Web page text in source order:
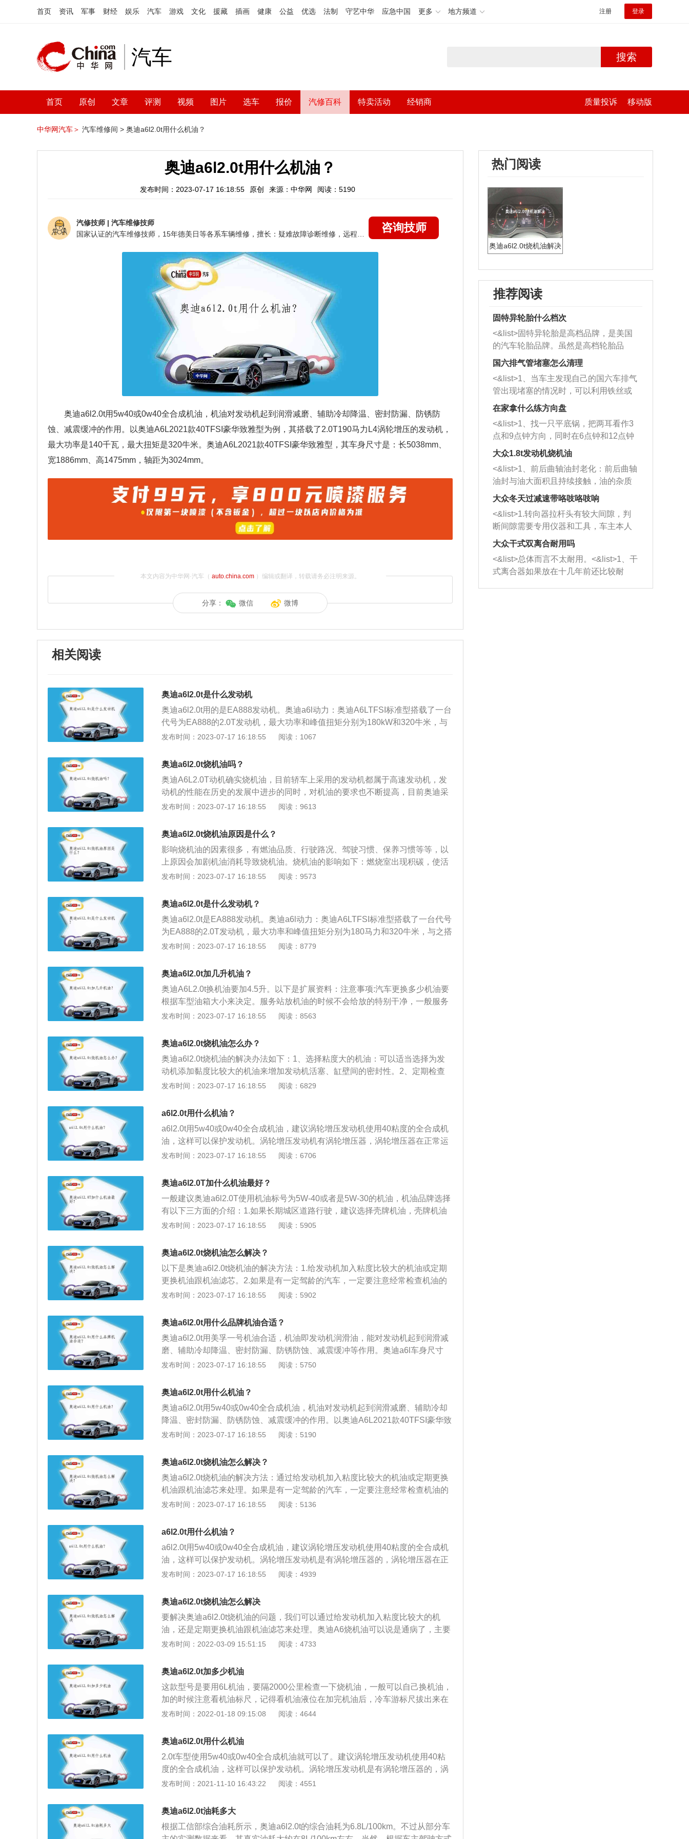
首页 资讯 军事 财经 娱乐 汽车 游戏 文化 援藏 插画 健康 公益 优选 法制 守艺中华 应急中国 更多 地方频道 注册 登录
汽车 搜索
首页 原创 文章 评测 视频 图片 选车 报价 汽修百科 特卖活动 经销商 质量投诉 移动版
中华网汽车＞ 汽车维修间 > 奥迪a6l2.0t用什么机油？
奥迪a6l2.0t用什么机油？
发布时间：2023-07-17 16:18:55 原创 来源：中华网 阅读：5190
汽修技师 | 汽车维修技师
咨询技师
奥迪a6l2.0t用5w40或0w40全合成机油，机油对发动机起到润滑减磨、辅助冷却降温、密封防漏、防锈防
蚀、减震缓冲的作用。以奥迪A6L2021款40TFSI豪华致雅型为例，其搭载了2.0T190马力L4涡轮增压的发动机，
最大功率是140千瓦，最大扭矩是320牛米。奥迪A6L2021款40TFSI豪华致雅型，其车身尺寸是：长5038mm、
宽1886mm、高1475mm，轴距为3024mm。
本文内容为中华网·汽车（ auto.china.com）编辑或翻译，转载请务必注明来源。
分享： 微信 微博
相关阅读
奥迪a6l2.0t是什么发动机
奥迪a6l2.0t用的是EA888发动机。奥迪a6l动力：奥迪A6LTFSI标准型搭载了一台
代号为EA888的2.0T发动机，最大功率和峰值扭矩分别为180kW和320牛米，与
之搭配的是一台CVT无级变速箱，同时还配备了电子驻车和换挡拨片。底盘悬架
独立悬架。EA888系列发动机介绍：EA888系列发动机包括1.8L和2.0L两种排
量：1.8TSI最大功率为118kw(160PS)，5000-6200rpm，最大扭矩为250牛米，1
500-4500rpm，2.0TSI最大功率可达147kw(200PS)，5100-6000rpm，最大扭矩
为280牛米，1700-5000rpm。（数据来自有驾官网）
发布时间：2023-07-17 16:18:55 阅读：1067
奥迪a6l2.0t烧机油吗？
奥迪A6L2.0T动机确实烧机油，目前轿车上采用的发动机都属于高速发动机，发
动机的性能在历史的发展中进步的同时，对机油的要求也不断提高，目前奥迪采
用的机油标号一般是合成机油5W-40的，这个标号已经算很高了。所以从标号上
入燃烧室的机油，当然这也是微量的。奥迪的标准是千分之零点五升，就是每行
驶一千公里机油消耗量不能超过零点五升。认为烧机油或者机油消耗很快，可以
去当地是维修站进行一下机油称重试验，如果确实烧，那么可以在两年的索赔期
内办理索赔发动机，就是为您更换发动机缸体。如果经检测发现并不烧机油，那
么就有可能是发动机的涡轮增压器漏油导致的机油消耗量大。
发布时间：2023-07-17 16:18:55 阅读：9613
奥迪a6l2.0t烧机油原因是什么？
影响烧机油的因素很多，有燃油品质、行驶路况、驾驶习惯、保养习惯等等，以
上原因会加剧机油消耗导致烧机油。烧机油的影响如下：燃烧室出现积碳，使活
塞环的气环卡滞，出现密封不良的情况；润滑系统中产生油泥，油泥使油环的回
封性能失效。导致烧机油的原因有冷车烧机油、热车烧机油。以下是关于冷车烧
机油、热车烧机油的介绍。冷车烧机油：在汽车温度尚未完全热起来时，发动机
排气管排出许多蓝烟，但热车后正常。这个现象的出现是气门油封老化导致。气
门油封由于温度的降低，橡胶物质的气门油封出现僵硬导致无法完全密封，机油
从气门处漏进燃烧室燃烧后出现了上面的现象。热车烧机油：在汽车达到正常温
密封不良，机油在机油泵的作用下直接通过活塞环泄漏处窜入燃烧室燃烧，就有
了排气管冒蓝烟的现象。导致此种现象出现的原因也有几种，如：材料老化、积
碳卡住、缸套磨损过大等。
发布时间：2023-07-17 16:18:55 阅读：9573
奥迪a6l2.0t是什么发动机？
奥迪a6l2.0t是EA888发动机。奥迪a6l动力：奥迪A6LTFSI标准型搭载了一台代号
为EA888的2.0T发动机，最大功率和峰值扭矩分别为180马力和320牛米，与之搭
配的是一台CVT无级变速箱，同时还配备了电子驻车和换挡拨片。底盘悬架方
立悬架。EA888系列发动机介绍：EA888系列发动机包括1.8L和2.0L两种排量：
1.8TSI最大功率为118kw(160PS)—5000-6200rpm，最大扭矩为250Nm—1500-4
500rpm，2.0TSI最大功率可达147kw(200PS)—5100-6000rpm，最大扭矩为280
Nm—1700-5000rpm。
发布时间：2023-07-17 16:18:55 阅读：8779
奥迪a6l2.0t加几升机油？
奥迪A6L2.0t换机油要加4.5升。以下是扩展资料：注意事项:汽车更换多少机油要
根据车型油箱大小来决定。服务站放机油的时候不会给放的特别干净，一般服务
站都会说用5L，多要度一升机油的钱。所以，奥迪A6L2.0t换机油时，为了节省
油时使用。注意型号：更换时要注意汽车机油的型号。汽车机油都有型号，机油
的型号越高就会越粘稠，而且汽车在出厂的时候都有固定型号，很多的汽车型号
机油都不一样。
发布时间：2023-07-17 16:18:55 阅读：8563
奥迪a6l2.0t烧机油怎么办？
奥迪a6l2.0t烧机油的解决办法如下：1、选择粘度大的机油：可以适当选择为发
动机添加黏度比较大的机油来增加发动机活塞、缸壁间的密封性。2、定期检查
机油：要经常检查机油的标尺，按产品使用说明书要求定期更换机油和机油滤清
3、注意燃油油路的清洁：燃油在燃烧过程中必不可少的会产生积碳，积碳又是
引发一些汽车故障的根源，如气门油封的老化、活塞缸壁间隙变大等。
发布时间：2023-07-17 16:18:55 阅读：6829
a6l2.0t用什么机油？
a6l2.0t用5w40或0w40全合成机油，建议涡轮增压发动机使用40粘度的全合成机
油，这样可以保护发动机。涡轮增压发动机有涡轮增压器，涡轮增压器在正常运
行时转速很高，需要机油润滑和散热，如果机油的粘度不够，无法形成稳定油
汽大众奥迪公司在德国新a6的基础上开发出的车系，是a6的换代产品。2、该车
的长宽高分别为5038毫米、1886毫米、1475毫米，轴距为3024毫米。
发布时间：2023-07-17 16:18:55 阅读：6706
奥迪a6l2.0T加什么机油最好？
一般建议奥迪a6l2.0T使用机油标号为5W-40或者是5W-30的机油，机油品牌选择
有以下三方面的介绍：1.如果长期城区道路行驶，建议选择壳牌机油，壳牌机油
的自洁性比较好，能有效清洁发动机积炭；2.如果经常跑高速长途，建议选择美
区，建议选择嘉实多机油，磁护和极护功能可以更好的保护发动机内的部件。
发布时间：2023-07-17 16:18:55 阅读：5905
奥迪a6l2.0t烧机油怎么解决？
以下是奥迪a6l2.0t烧机油的解决方法：1.给发动机加入粘度比较大的机油或定期
更换机油跟机油滤芯。2.如果是有一定驾龄的汽车，一定要注意经常检查机油的
标尺，安装产品使用说明书要求机油和机器，更换正品机油滤清器备件，如果发
奥迪a6l是奥迪推出的一款车，其车身尺寸长为5015mm、宽为1874mm、高为14
55mm，轴距为3012mm。
发布时间：2023-07-17 16:18:55 阅读：5902
奥迪a6l2.0t用什么品牌机油合适？
奥迪a6l2.0t用美孚一号机油合适，机油即发动机润滑油，能对发动机起到润滑减
磨、辅助冷却降温、密封防漏、防锈防蚀、减震缓冲等作用。奥迪a6l车身尺寸
是：长5050mm、宽1886mm、高1475mm，轴距为3024mm，油箱容积为73l。
与其匹配的是7挡双离合变速箱，其采用的前后悬架类型均使用了五连杆独立悬
架。
发布时间：2023-07-17 16:18:55 阅读：5750
奥迪a6l2.0t用什么机油？
奥迪a6l2.0t用5w40或0w40全合成机油，机油对发动机起到润滑减磨、辅助冷却
降温、密封防漏、防锈防蚀、减震缓冲的作用。以奥迪A6L2021款40TFSI豪华致
雅型为例，其搭载了2.0T190马力L4涡轮增压的发动机，最大功率是140千瓦，最
mm、宽1886mm、高1475mm，轴距为3024mm。
发布时间：2023-07-17 16:18:55 阅读：5190
奥迪a6l2.0t烧机油怎么解决？
奥迪a6l2.0t烧机油的解决方法：通过给发动机加入粘度比较大的机油或定期更换
机油跟机油滤芯来处理。如果是有一定驾龄的汽车，一定要注意经常检查机油的
标尺，安装产品使用说明书要求机油和机器，更换正品机油滤清器备件，如果发
车，其车身尺寸长为5015mm、宽为1874mm、高为1455mm，轴距为3012mm。
发布时间：2023-07-17 16:18:55 阅读：5136
a6l2.0t用什么机油？
a6l2.0t用5w40或0w40全合成机油，建议涡轮增压发动机使用40粘度的全合成机
油，这样可以保护发动机。涡轮增压发动机是有涡轮增压器的，涡轮增压器在正
常运行时转速很高，需要机油润滑和散热，如果机油的粘度不够，是无法形成稳
公司在德国新a6的基础上开发出的车系，是a6的换代产品，该车的长宽高分别为
5038毫米、1886毫米、1475毫米，轴距为3024毫米。
发布时间：2023-07-17 16:18:55 阅读：4939
奥迪a6l2.0t烧机油怎么解决
要解决奥迪a6l2.0t烧机油的问题，我们可以通过给发动机加入粘度比较大的机
油，还是定期更换机油跟机油滤芯来处理。奥迪A6烧机油可以说是通病了，主要
是因为使用的是高速发动机，性能提高的同时对机油的要求也是比较高的。而当
择粘度大的机油，可以增加发动机活塞、缸壁间的密封性，从而降低烧机油的概
率。另外就是一定要注意经常检查机油的标尺，安装产品使用说明书要求机油和
机器，更换正品机油滤清器备件，要是发现发动机损耗异常的话就要及时去4S店
进行维修。
发布时间：2022-03-09 15:51:15 阅读：4733
奥迪a6l2.0t加多少机油
这款型号是要用6L机油，要隔2000公里检查一下烧机油，一般可以自己换机油，
加的时候注意看机油标尺，记得看机油液位在加完机油后，冷车游标尺拔出来在
中间三个点的位置即可。关于换机油，润滑油的作用是在使用过程中要受到废
从而发动机会被影响正常工作。因此，需要按时更换润滑油，当使用到一定的里
程。首先一般在10000公里换一次机油，如果觉得的室内环境不好，可以在8000
公里左右更换比方说空气质量不好。如果选择了一种油以后，就不要轻易更换级
别和品牌，润滑油是一种添加剂，每个品牌里面添加的成分是不一样的，特别是
在细微的地方，但如果不得不更换的话，可以先用机油清洗剂清洗再换。
发布时间：2022-01-18 09:15:08 阅读：4644
奥迪a6l2.0t用什么机油
2.0t车型使用5w40或0w40全合成机油就可以了。建议涡轮增压发动机使用40粘
度的全合成机油，这样可以保护发动机。涡轮增压发动机是有涡轮增压器的，涡
轮增压器在正常运行时转速是很高的，涡轮增压器需要机油润滑和散热，所以涡
和压力也是很高的，这样也对机油提出了更高的要求。在发动机正常运行时，机
油会在发动机内各个部件表面形成一层油膜，如果机油的粘度不够，那是无法形
成稳定油膜的。如果机油的粘度过高，那会导致发动机运行时的阻力变大，这样
发布时间：2021-11-10 16:43:22 阅读：4551
​奥迪a6l2.0t油耗多大
根据工信部综合油耗所示，奥迪a6l2.0t的综合油耗为6.8L/100km。不过从部分车
热门阅读
奥迪a6l2.0t烧机油解决
推荐阅读
固特异轮胎什么档次
<&list>固特异轮胎是高档品牌，是美国
的汽车轮胎品牌。虽然是高档轮胎品
牌，但是中高低端的轮胎都有生产，这
也是为了更好的开拓市场。
国六排气管堵塞怎么清理
<&list>1、当车主发现自己的国六车排气
管出现堵塞的情况时，可以利用铁丝或
者是细棍，直接将杂物给取出来，如果
堵塞情况比较严重，也可以采取应急措
施。 <&list>2、直接利用木棍将所有的
杂物推到排气管里面的位置处，然后将
三元催化器拆解开，就可以将堵塞的东
西取出来。但如果是因为积碳过多引起
的堵塞，就需要将三元催化器泡在草酸
洗剂对堵塞的情况得到解决，将清洗剂
放在燃油箱中，与燃油混合后，车辆启
动时，就可以和汽油一起进入到燃烧
室，最后形成废气排出，就可以让三元
催化器得到清洗，排气管堵塞的情况就
能够得到解决。
在家拿什么练方向盘
<&list>1、找一只平底锅，把两耳看作3
点和9点钟方向，同时在6点钟和12点钟
方向做一个标记。 <&list>2、双手握住
一圈半的练习，往右同样也要打相同的
圈数。 <&list>3、最后强调要反复练
习，这样就可以形成肌肉记忆，在真实
驾驶车辆时，不需要记忆也能打好方
向。
大众1.8t发动机烧机油
<&list>1、前后曲轴油封老化：前后曲轴
油封与油大面积且持续接触，油的杂质
和发动机内持续温度变化使其密封效果
逐渐减弱，导致渗油或漏油。<&list>2、
活塞间隙过大：积碳会使活塞环与缸体
的间隙扩大，导致机油流入燃烧室中，
造成烧机油。<&list>3、机油粘度。使用
机油粘度过小的话，同样会有烧机油现
象，机油粘度过小具有很好的流动性，
大众冬天过减速带咯吱咯吱响
<&list>1.转向器拉杆头有较大间隙，判
断间隙需要专用仪器和工具，车主本人
无法制作，需要将车辆送到修理厂或4s
店；<&list>2.车辆半轴套管防尘罩破
裂，破裂后会出现漏油现象，使半轴磨
损严重，磨损的半轴容易损坏，产生异
响；<&list>3.稳定器的转向胶套和球头
大众干式双离合耐用吗
<&list>总体而言不太耐用。<&list>1、干
式离合器如果放在十几年前还比较耐